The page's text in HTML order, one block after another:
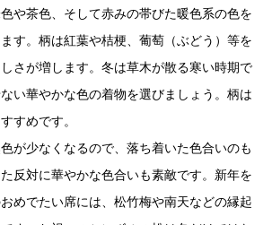
や茶色、そして赤みの帯びた暖色系の色を
す。柄は紅葉や桔梗、葡萄（ぶどう）等を
さが増します。冬は草木が散る寒い時期で
い華やかな色の着物を選びましょう。柄は
すめです。
が少なくなるので、落ち着いた色合いのも
反対に華やかな色合いも素敵です。新年を
めでたい席には、松竹梅や南天などの縁起